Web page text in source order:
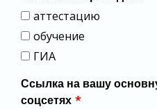
аттестацию
обучение
ГИА
Ссылка на вашу
соцсетях *